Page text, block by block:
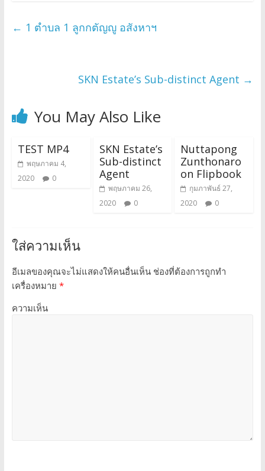
← 1 ตำบล 1 ลูกกตัญญู อสังหาฯ
SKN Estate’s Sub-distinct Agent →
You May Also Like
TEST MP4
พฤษภาคม 4,
2020
0
SKN Estate’s
Sub-distinct
Agent
พฤษภาคม 26,
2020
0
Nuttapong
Zunthonaro
on Flipbook
กุมภาพันธ์ 27,
2020
0
ใส่ความเห็น
อีเมลของคุณจะไม่แสดงให้คนอื่นเห็นช่องที่ต้องการถูกทำ
เครื่องหมาย *
ความเห็น